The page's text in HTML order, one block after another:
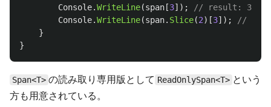
Console.WriteLine(span [3]);
// result: 3
Console.WriteLine(span. Slice(2)[3]);
//
}
}
Span<T> の読み取り専用版として ReadOnlySpan<T> という
方も用意されている。